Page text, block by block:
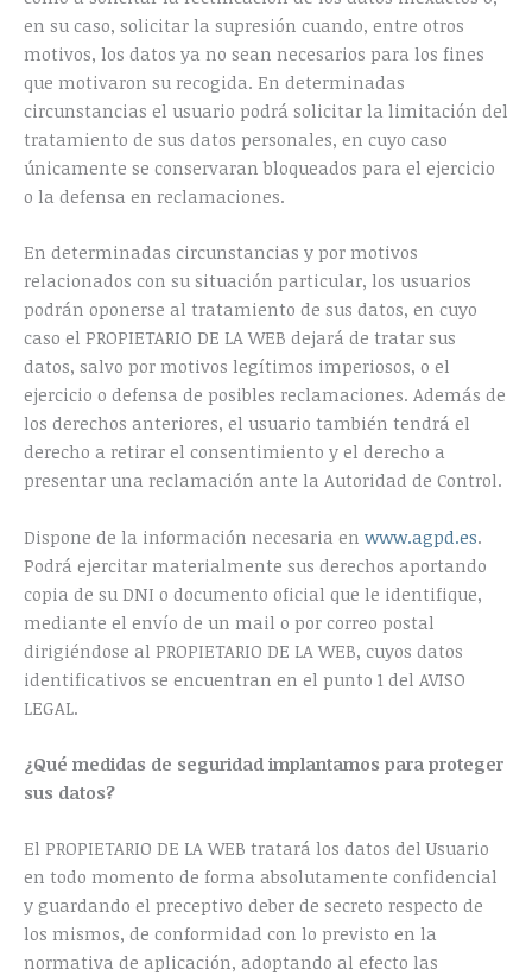
en su caso, solicitar la supresión cuando, entre otros
motivos, los datos ya no sean necesarios para los fines
que motivaron su recogida. En determinadas
circunstancias el usuario podrá solicitar la limitación del
tratamiento de sus datos personales, en cuyo caso
únicamente se conservaran bloqueados para el ejercicio
o la defensa en reclamaciones.
En determinadas circunstancias y por motivos
relacionados con su situación particular, los usuarios
podrán oponerse al tratamiento de sus datos, en cuyo
caso el PROPIETARIO DE LA WEB dejará de tratar sus
datos, salvo por motivos legítimos imperiosos, o el
ejercicio o defensa de posibles reclamaciones. Además de
los derechos anteriores, el usuario también tendrá el
derecho a retirar el consentimiento y el derecho a
presentar una reclamación ante la Autoridad de Control.
Dispone de la información necesaria en www.agpd.es.
Podrá ejercitar materialmente sus derechos aportando
copia de su DNI o documento oficial que le identifique,
mediante el envío de un mail o por correo postal
dirigiéndose al PROPIETARIO DE LA WEB, cuyos datos
identificativos se encuentran en el punto 1 del AVISO
LEGAL.
¿Qué medidas de seguridad implantamos para proteger
sus datos?
El PROPIETARIO DE LA WEB tratará los datos del Usuario
en todo momento de forma absolutamente confidencial
y guardando el preceptivo deber de secreto respecto de
los mismos, de conformidad con lo previsto en la
normativa de aplicación, adoptando al efecto las